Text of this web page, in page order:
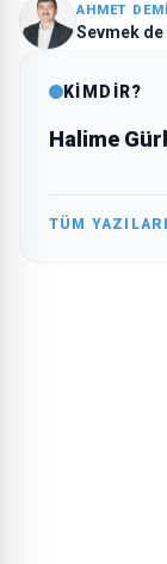
AHMET
Sevmek
KİMDİR?
Halime
TÜM YAZILARI